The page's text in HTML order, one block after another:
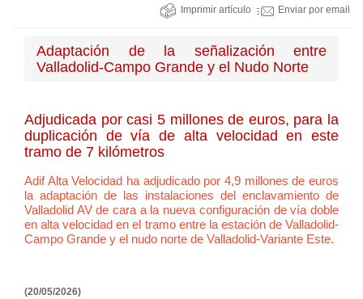
Imprimir artículo Enviar por email
Adaptación de la señalización entre
Valladolid-Campo Grande y el Nudo Norte
Adjudicada por casi 5 millones de euros, para la
duplicación de vía de alta velocidad en este
tramo de 7 kilómetros
Adif Alta Velocidad ha adjudicado por 4,9 millones de euros
la adaptación de las instalaciones del enclavamiento de
Valladolid AV de cara a la nueva configuración de vía doble
en alta velocidad en el tramo entre la estación de Valladolid-
Campo Grande y el nudo norte de Valladolid-Variante Este.
(20/05/2026)